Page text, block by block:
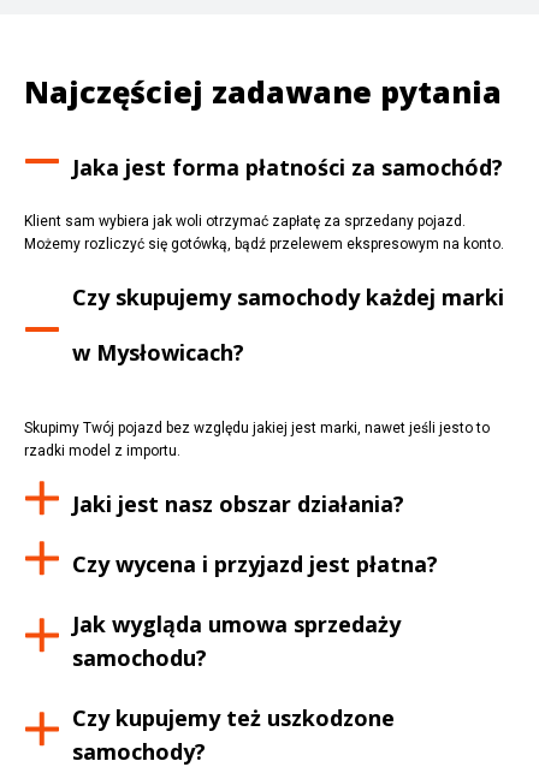
Najczęściej zadawane pytania
Jaka jest forma płatności za samochód?
Klient sam wybiera jak woli otrzymać zapłatę za sprzedany pojazd.
Możemy rozliczyć się gotówką, bądź przelewem ekspresowym na konto.
Czy skupujemy samochody każdej marki
w Mysłowicach?
Skupimy Twój pojazd bez względu jakiej jest marki, nawet jeśli jesto to
rzadki model z importu.
Jaki jest nasz obszar działania?
Czy wycena i przyjazd jest płatna?
Jak wygląda umowa sprzedaży
samochodu?
Czy kupujemy też uszkodzone
samochody?